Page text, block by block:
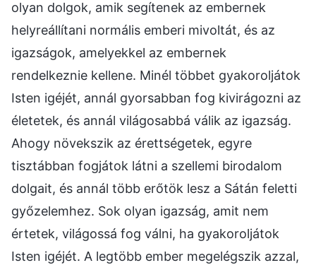
olyan dolgok, amik segítenek az embernek
helyreállítani normális emberi mivoltát, és az
igazságok, amelyekkel az embernek
rendelkeznie kellene. Minél többet gyakoroljátok
Isten igéjét, annál gyorsabban fog kivirágozni az
életetek, és annál világosabbá válik az igazság.
Ahogy növekszik az érettségetek, egyre
tisztábban fogjátok látni a szellemi birodalom
dolgait, és annál több erőtök lesz a Sátán feletti
győzelemhez. Sok olyan igazság, amit nem
értetek, világossá fog válni, ha gyakoroljátok
Isten igéjét. A legtöbb ember megelégszik azzal,